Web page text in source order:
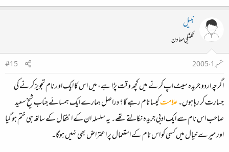
نبیل
تکنیکی معاون
ستمبر 1، 2005
#15
اگرچہ اردو جریدہ سیٹ اپ کرنے میں کچھ وقت پڑا ہے، میں اس کا ایک اور نام تجویز کرنے کی
جسارت کر رہا ہوں۔علامتکیسا نام رہے گا؟ دراصل ہمارے ایک ہمسائے جناب شیخ سعید
صاحب اس نام سے ایک ادبی جریدہ نکالتے تھے۔ یہ سلسلہ ان کے انتقال کے ساتھ ہی ختم ہو گیا
اور میرے خیال میں کسی کو اس نام کے استعمال پر اعتراض بھی نہیں ہوگا۔